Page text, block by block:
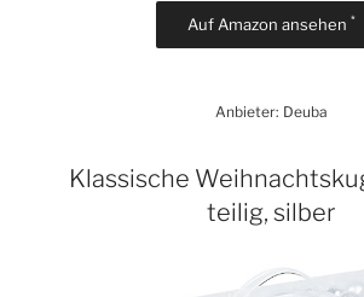
Auf Amazon ansehen *
Anbieter: Deuba
Klassische
teilig, silber